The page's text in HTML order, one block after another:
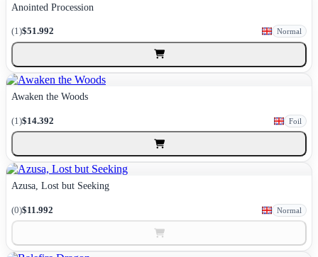
Anointed Procession
(1)$51.992 Normal
Awaken the Woods
(1)$14.392 Foil
Azusa, Lost but Seeking
(0)$11.992 Normal